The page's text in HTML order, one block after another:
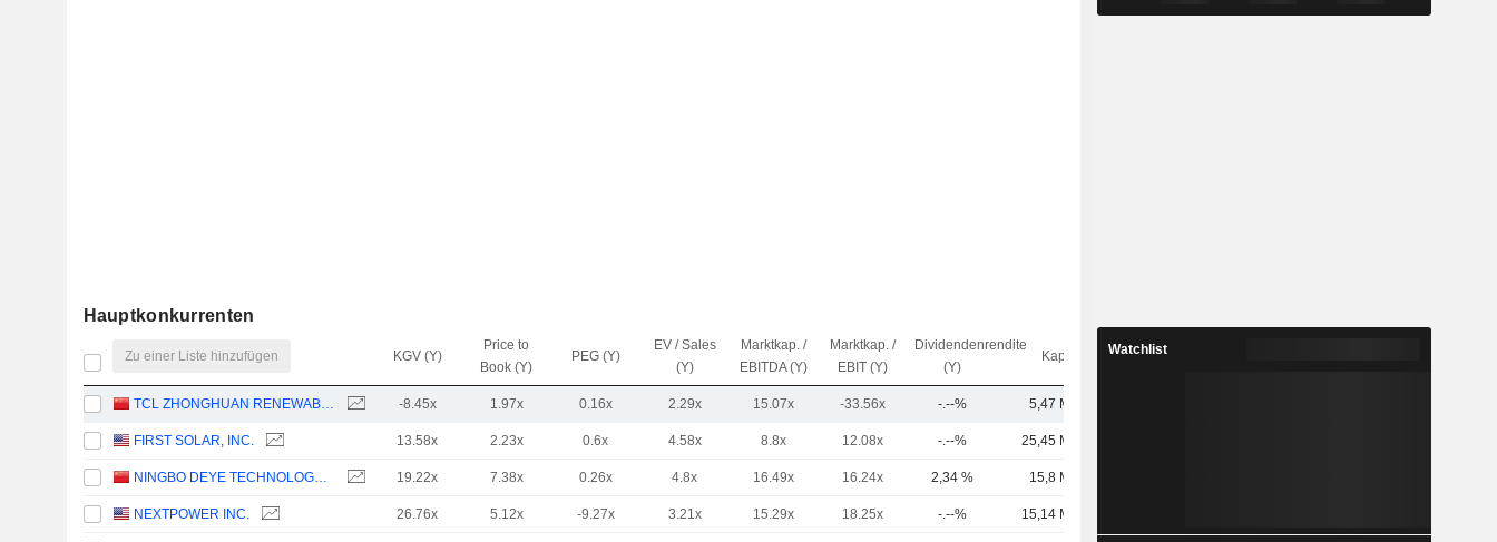
Hauptkonkurrenten
Zu einer Liste hinzufügen KGV (Y)
Price to
Book (Y)
PEG (Y)
EV / Sales
(Y)
Marktkap. /
EBITDA (Y)
Marktkap. /
EBIT (Y)
Dividendenrendite
(Y)
Kap.($)
TCL ZHONGHUAN RENEWABLE ENERGY TECHNOLOGY CO.,LTD. -8.45x 1.97x 0.16x 2.29x 15.07x -33.56x -.--% 5,47 Mrd.
FIRST SOLAR, INC. 13.58x 2.23x 0.6x 4.58x 8.8x 12.08x -.--% 25,45 Mrd.
NINGBO DEYE TECHNOLOGY GROUP CO., LTD. 19.22x 7.38x 0.26x 4.8x 16.49x 16.24x 2,34 % 15,8 Mrd.
NEXTPOWER INC. 26.76x 5.12x -9.27x 3.21x 15.29x 18.25x -.--% 15,14 Mrd.
Watchlist